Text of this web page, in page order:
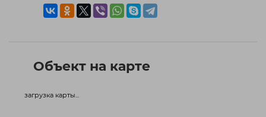
Объект на карте
загрузка карты...